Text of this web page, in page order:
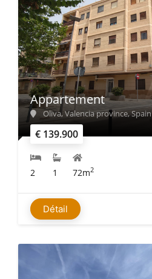
€ 139.900
Appartement
Oliva, Valencia province, Spain
2 1 72m2
Détail